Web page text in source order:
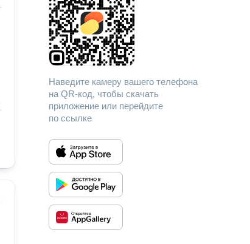
Наведите камеру вашего телефона
на QR-код, чтобы скачать
приложение или перейдите
по ссылке